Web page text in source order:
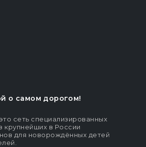
о самом дорогом!
сеть специализированных
крупнейших в России
для новорождённых детей